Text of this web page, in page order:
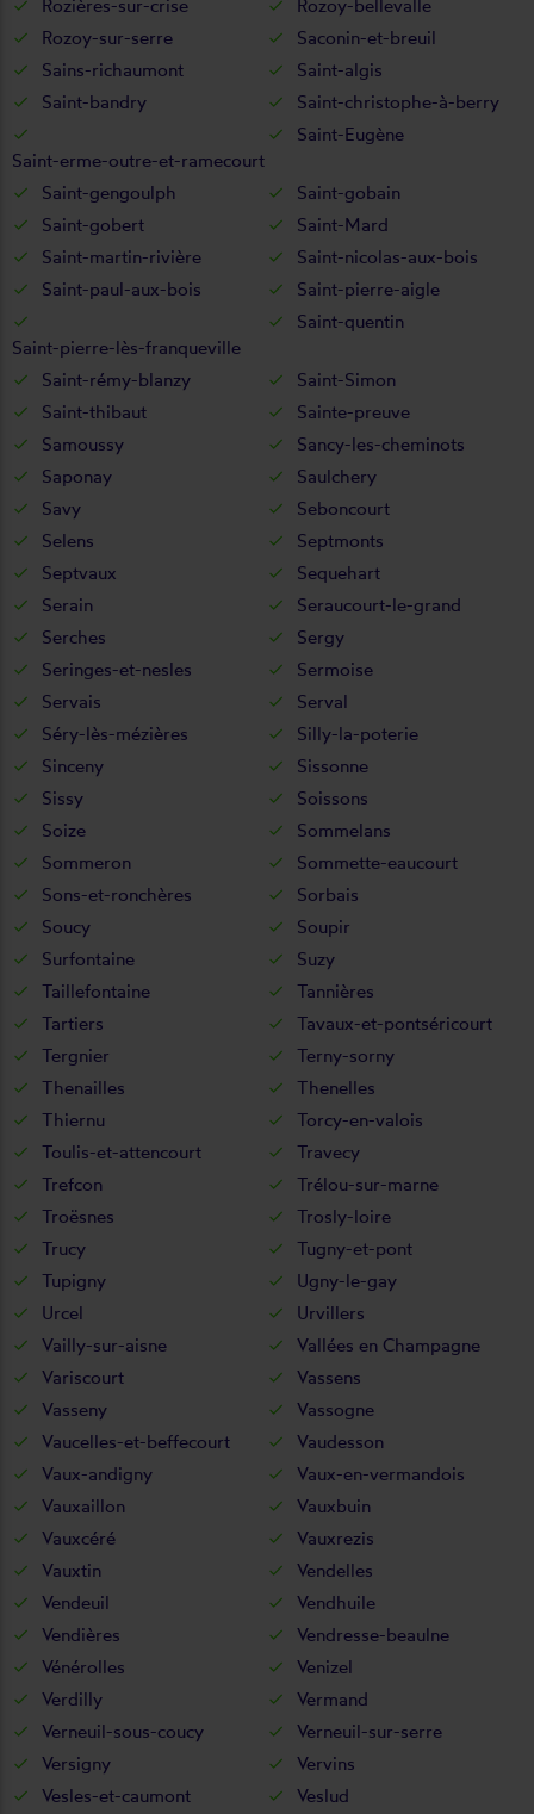
Rozières-sur-crise
Rozoy-bellevalle
Rozoy-sur-serre
Saconin-et-breuil
Sains-richaumont
Saint-algis
Saint-bandry
Saint-christophe-à-berry
Saint-erme-outre-et-ramecourt
Saint-Eugène
Saint-gengoulph
Saint-gobain
Saint-gobert
Saint-Mard
Saint-martin-rivière
Saint-nicolas-aux-bois
Saint-paul-aux-bois
Saint-pierre-aigle
Saint-pierre-lès-franqueville
Saint-quentin
Saint-rémy-blanzy
Saint-Simon
Saint-thibaut
Sainte-preuve
Samoussy
Sancy-les-cheminots
Saponay
Saulchery
Savy
Seboncourt
Selens
Septmonts
Septvaux
Sequehart
Serain
Seraucourt-le-grand
Serches
Sergy
Seringes-et-nesles
Sermoise
Servais
Serval
Séry-lès-mézières
Silly-la-poterie
Sinceny
Sissonne
Sissy
Soissons
Soize
Sommelans
Sommeron
Sommette-eaucourt
Sons-et-ronchères
Sorbais
Soucy
Soupir
Surfontaine
Suzy
Taillefontaine
Tannières
Tartiers
Tavaux-et-pontséricourt
Tergnier
Terny-sorny
Thenailles
Thenelles
Thiernu
Torcy-en-valois
Toulis-et-attencourt
Travecy
Trefcon
Trélou-sur-marne
Troësnes
Trosly-loire
Trucy
Tugny-et-pont
Tupigny
Ugny-le-gay
Urcel
Urvillers
Vailly-sur-aisne
Vallées en Champagne
Variscourt
Vassens
Vasseny
Vassogne
Vaucelles-et-beffecourt
Vaudesson
Vaux-andigny
Vaux-en-vermandois
Vauxaillon
Vauxbuin
Vauxcéré
Vauxrezis
Vauxtin
Vendelles
Vendeuil
Vendhuile
Vendières
Vendresse-beaulne
Vénérolles
Venizel
Verdilly
Vermand
Verneuil-sous-coucy
Verneuil-sur-serre
Versigny
Vervins
Vesles-et-caumont
Veslud